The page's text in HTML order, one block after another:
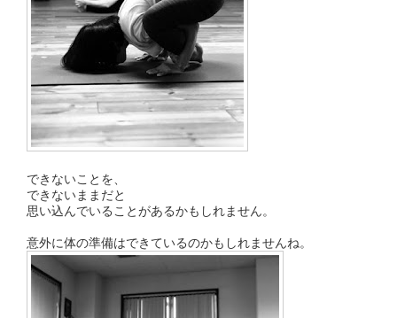
できないことを、
できないままだと
思い込んでいることがあるかもしれません。
意外に体の準備はできているのかもしれませんね。